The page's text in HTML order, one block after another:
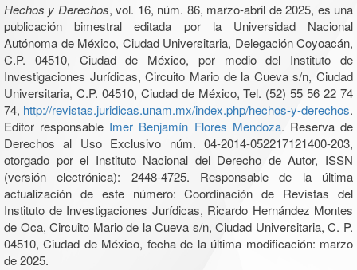
Hechos y Derechos, vol. 16, núm. 86, marzo-abril de 2025, es una
publicación bimestral editada por la Universidad Nacional
Autónoma de México, Ciudad Universitaria, Delegación Coyoacán,
C.P. 04510, Ciudad de México, por medio del Instituto de
Investigaciones Jurídicas, Circuito Mario de la Cueva s/n, Ciudad
Universitaria, C.P. 04510, Ciudad de México, Tel. (52) 55 56 22 74
74, http://revistas.juridicas.unam.mx/index.php/hechos-y-derechos.
Editor responsable Imer Benjamín Flores Mendoza. Reserva de
Derechos al Uso Exclusivo núm. 04-2014-052217121400-203,
otorgado por el Instituto Nacional del Derecho de Autor, ISSN
(versión electrónica): 2448-4725. Responsable de la última
actualización de este número: Coordinación de Revistas del
Instituto de Investigaciones Jurídicas, Ricardo Hernández Montes
de Oca, Circuito Mario de la Cueva s/n, Ciudad Universitaria, C. P.
04510, Ciudad de México, fecha de la última modificación: marzo
de 2025.